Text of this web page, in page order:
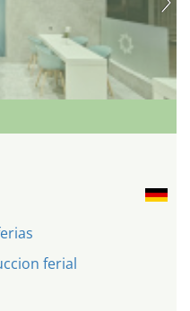
ferial